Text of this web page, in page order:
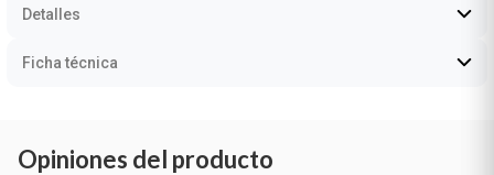
Detalles
Ficha técnica
Opiniones del producto